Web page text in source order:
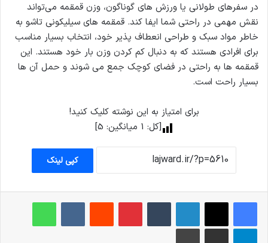
در سفرهای طولانی یا ورزش های گوناگون، وزن قمقمه می‌تواند
نقش مهمی در راحتی شما ایفا کند. قمقمه های سیلیکونی تاشو به
خاطر مواد سبک و طراحی انعطاف پذیر خود، انتخاب بسیار مناسب
برای افرادی هستند که به دنبال کم کردن وزن بار خود هستند. این
قمقمه ها به راحتی در فضای کوچک جمع می شوند و حمل آن ها
بسیار راحت است.
برای امتیاز به این نوشته کلیک کنید!
[کل: 1 میانگین: 5
]
کپی لینک
فیس بوک X لینکدین ‫تامبلر ‫پین‌ترست‫رددیت ‫VKontakteواتس آپ
تلگرام اشتراک گذاری از طریق ایمیل چاپ